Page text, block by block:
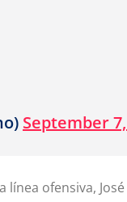
September
ofensiva,